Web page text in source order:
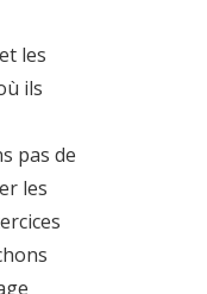
les
ils
pas de
les